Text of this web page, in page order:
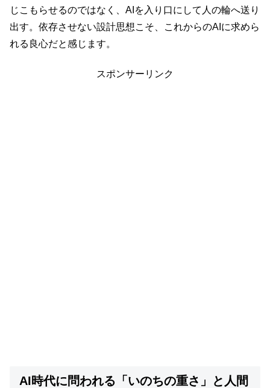
じこもらせるのではなく、AIを入り口にして人の輪へ送り
出す。依存させない設計思想こそ、これからのAIに求めら
れる良心だと感じます。
スポンサーリンク
AI時代に問われる「いのちの重さ」と人間